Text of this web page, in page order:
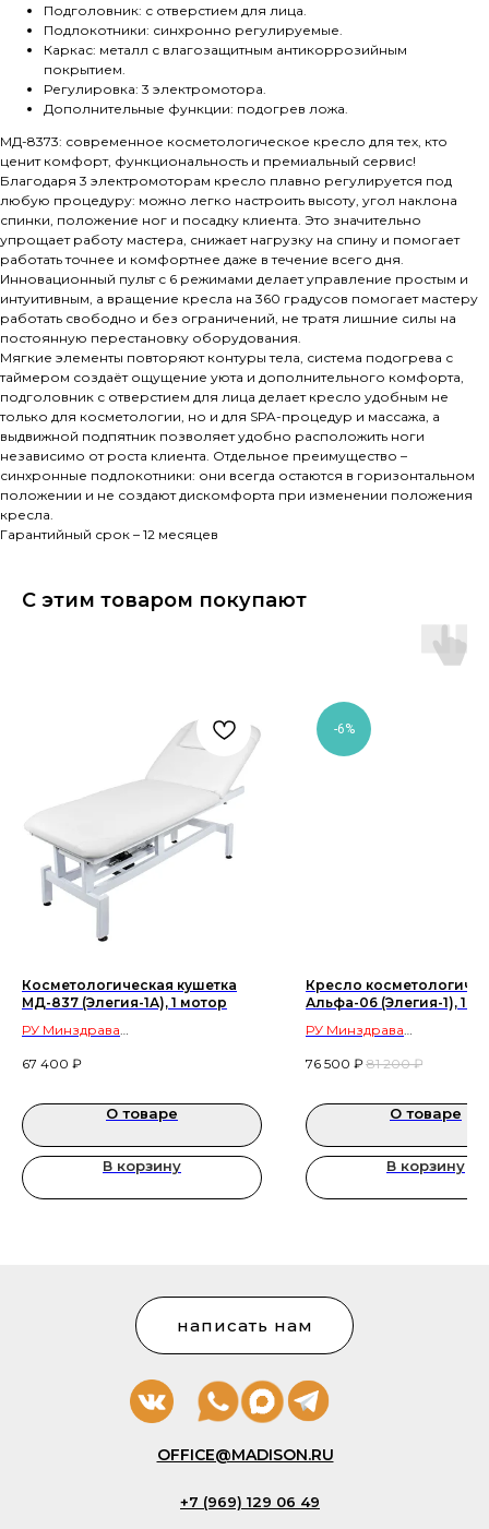
Подголовник: с отверстием для лица.
Подлокотники: синхронно регулируемые.
Каркас: металл с влагозащитным антикоррозийным
покрытием.
Регулировка: 3 электромотора.
Дополнительные функции: подогрев ложа.
МД-8373: современное косметологическое кресло для тех, кто
ценит комфорт, функциональность и премиальный сервис!
Благодаря 3 электромоторам кресло плавно регулируется под
любую процедуру: можно легко настроить высоту, угол наклона
спинки, положение ног и посадку клиента. Это значительно
упрощает работу мастера, снижает нагрузку на спину и помогает
работать точнее и комфортнее даже в течение всего дня.
Инновационный пульт с 6 режимами делает управление простым и
интуитивным, а вращение кресла на 360 градусов помогает мастеру
работать свободно и без ограничений, не тратя лишние силы на
постоянную перестановку оборудования.
Мягкие элементы повторяют контуры тела, система подогрева с
таймером создаёт ощущение уюта и дополнительного комфорта,
подголовник с отверстием для лица делает кресло удобным не
только для косметологии, но и для SPA-процедур и массажа, а
выдвижной подпятник позволяет удобно расположить ноги
независимо от роста клиента. Отдельное преимущество –
синхронные подлокотники: они всегда остаются в горизонтальном
положении и не создают дискомфорта при изменении положения
кресла.
Гарантийный срок – 12 месяцев
С этим товаром покупают
Косметологическая кушетка
МД-837 (Элегия-1А), 1 мотор
РУ Минздрава
красоты и косметологических
67 400 ₽
О товаре
В корзину
-6%
Кресло
Альфа-06 (Элегия-1), 1
РУ Минздрава
красоты и
76 500 ₽ 81 200 ₽
О товаре
В корзину
+7 (969) 129 06 49
написать нам
OFFICE@MADISON.RU